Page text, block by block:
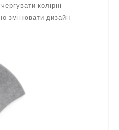
колірні
змінювати дизайн.